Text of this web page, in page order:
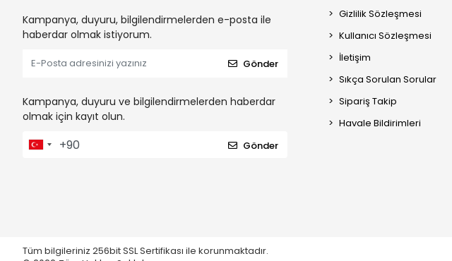
Kampanya, duyuru, bilgilendirmelerden e-posta ile
haberdar olmak istiyorum.
Gönder
Kampanya, duyuru ve bilgilendirmelerden haberdar
olmak için kayıt olun.
Gönder
Gizlilik Sözleşmesi
Kullanıcı Sözleşmesi
İletişim
Sıkça Sorulan Sorular
Sipariş Takip
Havale Bildirimleri
Tüm bilgileriniz 256bit SSL Sertifikası ile korunmaktadır.